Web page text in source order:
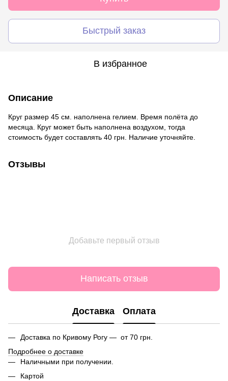
Быстрый заказ
В избранное
Описание
Круг размер 45 см. наполнена гелием. Время полёта до
месяца. Круг может быть наполнена воздухом, тогда
стоимость будет составлять 40 грн. Наличие уточняйте.
Отзывы
Добавьте первый отзыв
Написать отзыв
Доставка Оплата
Доставка по Кривому Рогу — от 70 грн.
Подробнее о доставке
Наличными при получении.
Картой